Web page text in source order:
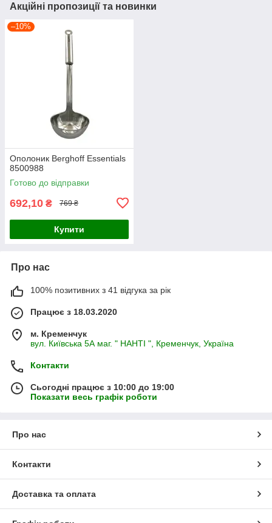
Акційні пропозиції та новинки
–10%
Ополоник Berghoff Essentials
8500988
Готово до відправки
692,10 ₴ 769 ₴
Купити
Про нас
100% позитивних з 41 відгука за рік
Працює з 18.03.2020
м. Кременчук
вул. Київська 5А маг. " НАНТІ ", Кременчук, Україна
Контакти
Сьогодні працює з 10:00 до 19:00
Показати весь графік роботи
Про нас
Контакти
Доставка та оплата